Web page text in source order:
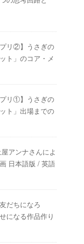
プリ②】うさぎの
ト」のコア・メ
プリ①】うさぎの
ト」出場までの
アンナさんによ
日本語版 / 英語
だちになろ
になる作品作り